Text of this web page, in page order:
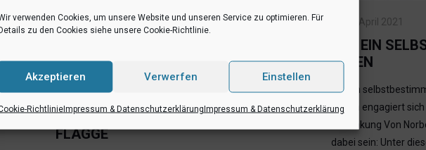
verwenden Cookies, um unsere Website und unseren Service zu optimieren. Für
zu den Cookies siehe unsere Cookie-Richtlinie.
Akzeptieren Verwerfen Einstellen
RichtlinieImpressum & DatenschutzerklärungImpressum & Datenschutzerklärung
30. September 2021
COPPENRATH VERLAG ZEIGEN
FLAGGE
25. April 2021
FÜR EIN
LEBEN
Für ein
Verein engagiert
Erkrankung Von
dabei sein: Unter